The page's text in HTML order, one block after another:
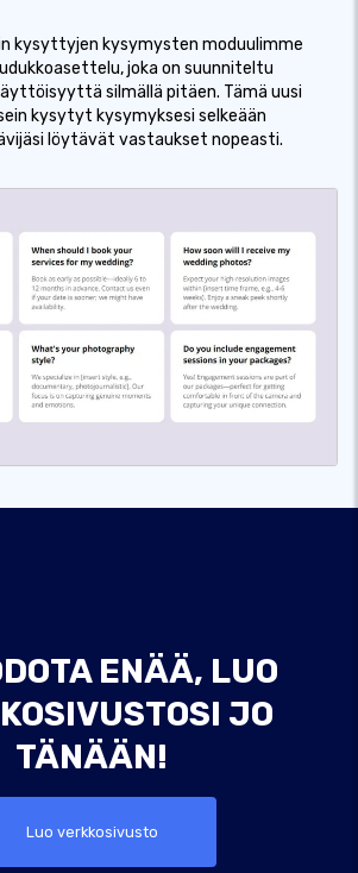
kysyttyjen kysymysten moduulimme
joka on suunniteltu
silmällä pitäen. Tämä uusi
kysytyt kysymyksesi selkeään
löytävät vastaukset nopeasti.
ENÄÄ, LUO
JO
TÄNÄÄN!
Luo verkkosivusto